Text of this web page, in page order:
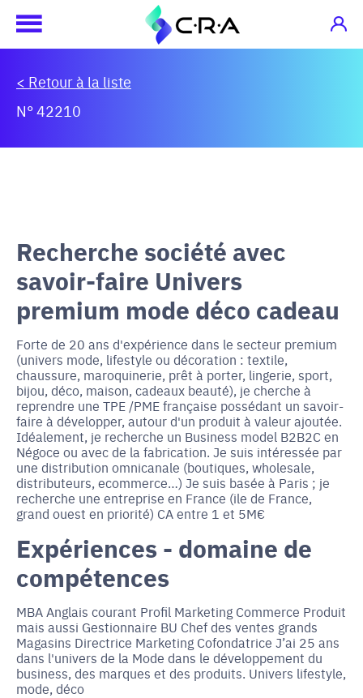
< Retour à la liste
N° 42210
Recherche société avec
savoir-faire Univers
premium mode déco cadeau
Forte de 20 ans d'expérience dans le secteur premium
(univers mode, lifestyle ou décoration : textile,
chaussure, maroquinerie, prêt à porter, lingerie, sport,
bijou, déco, maison, cadeaux beauté), je cherche à
reprendre une TPE /PME française possédant un savoir-
faire à développer, autour d'un produit à valeur ajoutée.
Idéalement, je recherche un Business model B2B2C en
Négoce ou avec de la fabrication. Je suis intéressée par
une distribution omnicanale (boutiques, wholesale,
distributeurs, ecommerce…) Je suis basée à Paris ; je
recherche une entreprise en France (ile de France,
grand ouest en priorité) CA entre 1 et 5M€
Expériences - domaine de
compétences
MBA Anglais courant Profil Marketing Commerce Produit
mais aussi Gestionnaire BU Chef des ventes grands
Magasins Directrice Marketing Cofondatrice J’ai 25 ans
dans l'univers de la Mode dans le développement du
business, des marques et des produits. Univers lifestyle,
mode, déco